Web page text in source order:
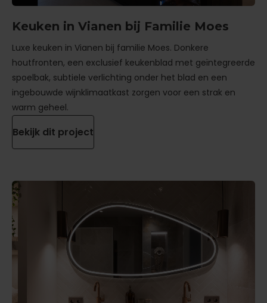
Keuken in Vianen bij Familie Moes
Luxe keuken in Vianen bij familie Moes. Donkere
houtfronten, een exclusief keukenblad met geïntegreerde
spoelbak, subtiele verlichting onder het blad en een
ingebouwde wijnklimaatkast zorgen voor een strak en
warm geheel.
Bekijk dit project